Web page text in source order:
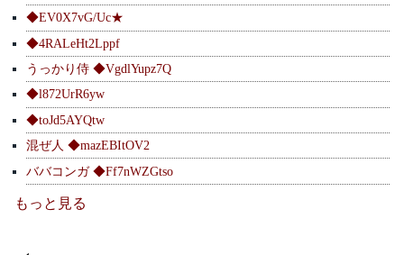
◆EV0X7vG/Uc★
◆4RALeHt2Lppf
うっかり侍 ◆VgdlYupz7Q
◆l872UrR6yw
◆toJd5AYQtw
混ぜ人 ◆mazEBItOV2
ババコンガ ◆Ff7nWZGtso
もっと見る